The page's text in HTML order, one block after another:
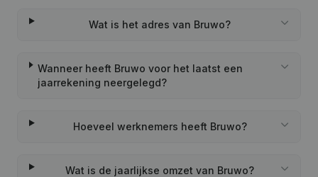
Wat is het adres van Bruwo?
Wanneer heeft Bruwo voor het laatst een
jaarrekening neergelegd?
Hoeveel werknemers heeft Bruwo?
Wat is de jaarlijkse omzet van Bruwo?